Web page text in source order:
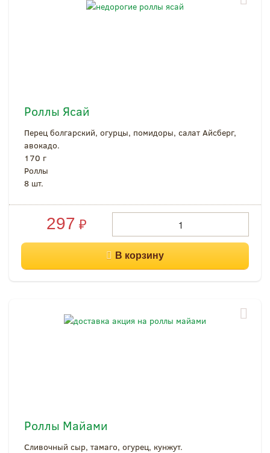
Роллы Ясай
Перец болгарский, огурцы, помидоры, салат Айсберг,
авокадо.
170 г
Роллы
8 шт.
297 ₽
Роллы Майами
Сливочный сыр, тамаго, огурец, кунжут.